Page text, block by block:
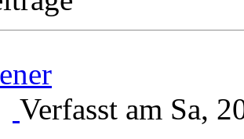
Verfasst am Sa,